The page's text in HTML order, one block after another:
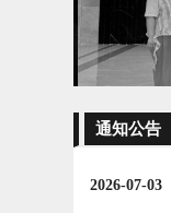
通知公告
2026-07-03